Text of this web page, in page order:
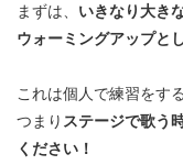
まずは、 いきなり大き
ウォーミングアップと
これは個人で練習をする
つまり ステージで歌う
ください！